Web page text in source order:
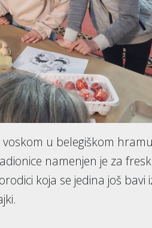
u belegiškom
namenjen je za
koja se jedina još bavi